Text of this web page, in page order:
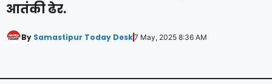
आतंकी ढेर.
By Samastipur Today Desk7 May, 2025 8:36 AM